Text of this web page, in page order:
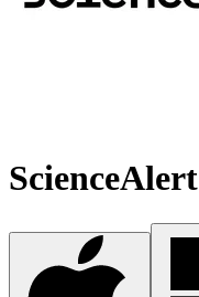
ScienceAlert